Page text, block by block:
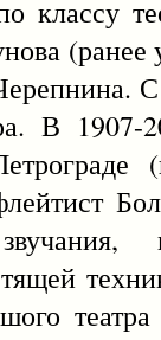
классу
В 1907-